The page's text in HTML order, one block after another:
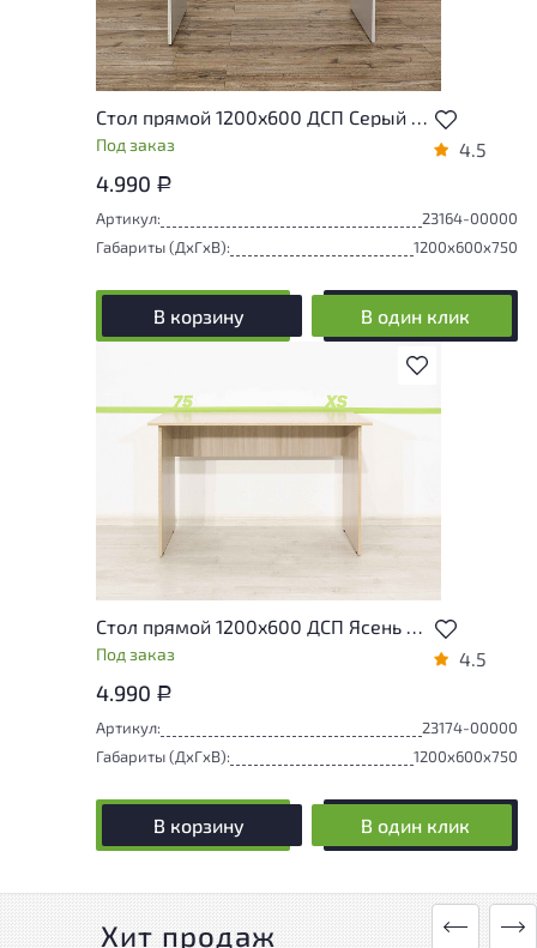
Под заказ 4.5
4.990 Р
Артикул:
23164-00000
Габариты (ДxГxВ):
1200x600x750
В корзину В один клик
В избранное
Под заказ 4.5
4.990 Р
Артикул:
23174-00000
Габариты (ДxГxВ):
1200x600x750
В корзину В один клик
Хит продаж